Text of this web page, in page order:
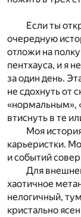
Если ты
очередную
отложи на
пентхауса, и я
за один день.
не сдохнуть от
«нормальным»,
втиснуть в те
Моя
карьеристки.
и событий
Для
хаотичное
нелогичный,
кристально